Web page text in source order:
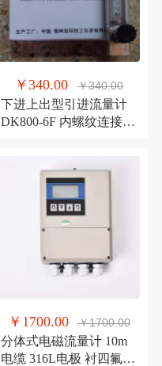
￥340.00 ￥340.00
下进上出型引进流量计
DK800-6F 内螺纹连接
￥1700.00 ￥1700.00
分体式电磁流量计 10m
电缆 316L电极 衬四氟